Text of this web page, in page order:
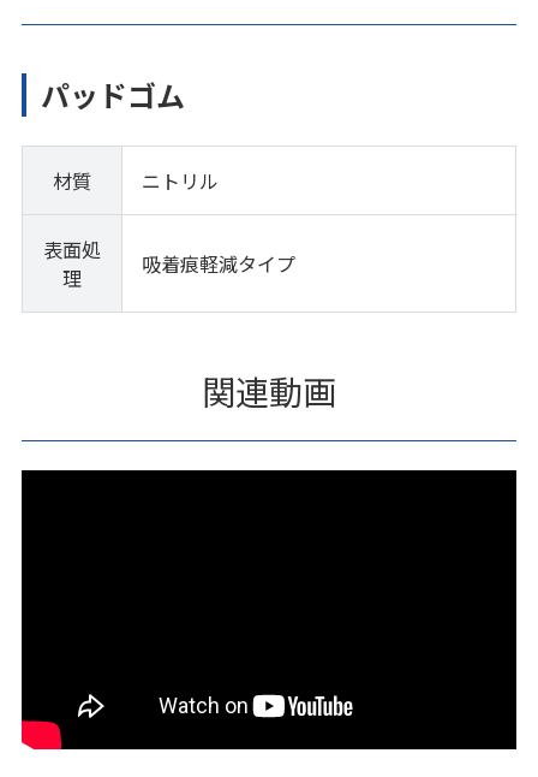
パッドゴム
材質 ニトリル
表面処
理
吸着痕軽減タイプ
関連動画